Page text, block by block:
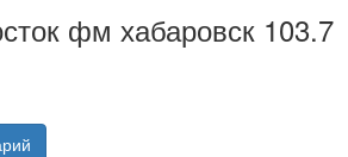
фм хабаровск 103.7